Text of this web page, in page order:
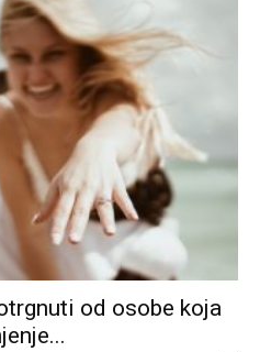
od osobe koja